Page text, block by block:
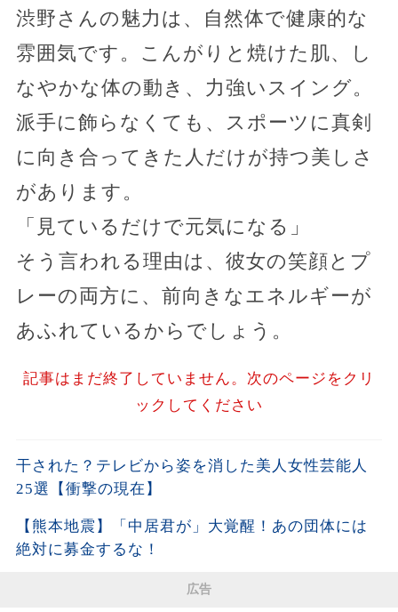
渋野さんの魅力は、自然体で健康的な
雰囲気です。こんがりと焼けた肌、し
なやかな体の動き、力強いスイング。
派手に飾らなくても、スポーツに真剣
に向き合ってきた人だけが持つ美しさ
があります。
「見ているだけで元気になる」
そう言われる理由は、彼女の笑顔とプ
レーの両方に、前向きなエネルギーが
あふれているからでしょう。
記事はまだ終了していません。次のページをクリ
ックしてください
干された？テレビから姿を消した美人女性芸能人
25選【衝撃の現在】
【熊本地震】「中居君が」大覚醒！あの団体には
絶対に募金するな！
広告